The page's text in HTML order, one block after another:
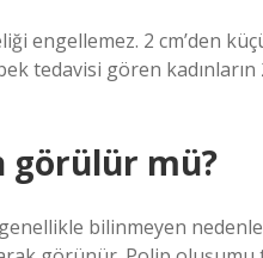
engellemez. 2 cm’den
tedavisi gören kadınların
görülür mü?
bilinmeyen